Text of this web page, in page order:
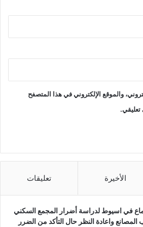
والموقع الإلكتروني في هذا المتصفح
تعليقي.
الأخيرة تعليقات
في اسيوط لدراسة أضرار المجمع السكني
واعادة النظر حال التأكد من الضرر